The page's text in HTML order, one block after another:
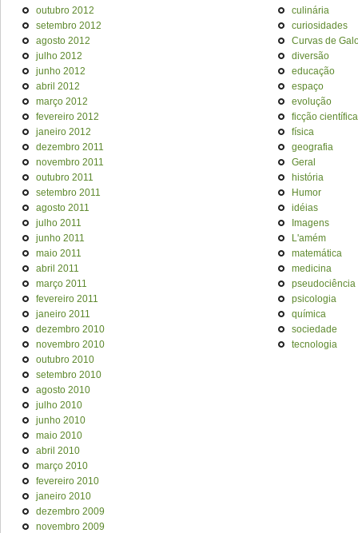
outubro 2012
setembro 2012
agosto 2012
julho 2012
junho 2012
abril 2012
março 2012
fevereiro 2012
janeiro 2012
dezembro 2011
novembro 2011
outubro 2011
setembro 2011
agosto 2011
julho 2011
junho 2011
maio 2011
abril 2011
março 2011
fevereiro 2011
janeiro 2011
dezembro 2010
novembro 2010
outubro 2010
setembro 2010
agosto 2010
julho 2010
junho 2010
maio 2010
abril 2010
março 2010
fevereiro 2010
janeiro 2010
dezembro 2009
novembro 2009
culinária
curiosidades
Curvas de
diversão
educação
espaço
evolução
ficção científica
física
geografia
Geral
história
Humor
idéias
Imagens
L'amém
matemática
medicina
pseudociência
psicologia
química
sociedade
tecnologia